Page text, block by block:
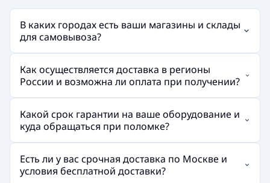
В каких городах есть ваши магазины и склады
для самовывоза?
Как осуществляется доставка в регионы
России и возможна ли оплата при получении?
Какой срок гарантии на ваше оборудование и
куда обращаться при поломке?
Есть ли у вас срочная доставка по Москве и
условия бесплатной доставки?